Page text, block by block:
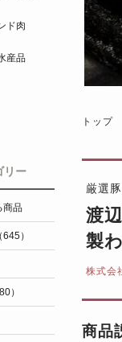
トップ
厳選
渡
製
株式会
商品
ド肉
産品
リー
商品
）
）